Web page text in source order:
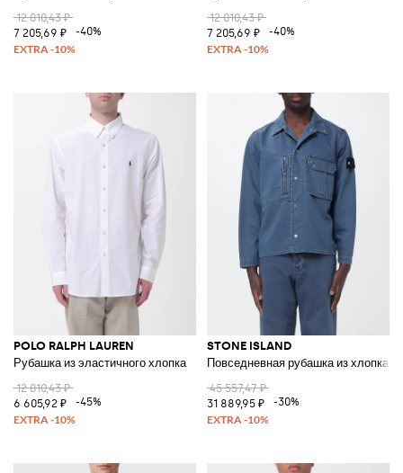
12 010,43 ₽
7 205,69 ₽
-40%
12 010,43 ₽
7 205,69 ₽
-40%
POLO RALPH LAUREN
Рубашка из эластичного хлопка
12 010,43 ₽
6 605,92 ₽
-45%
STONE ISLAND
Повседневная рубашка из хлопка
45 557,47 ₽
31 889,95 ₽
-30%